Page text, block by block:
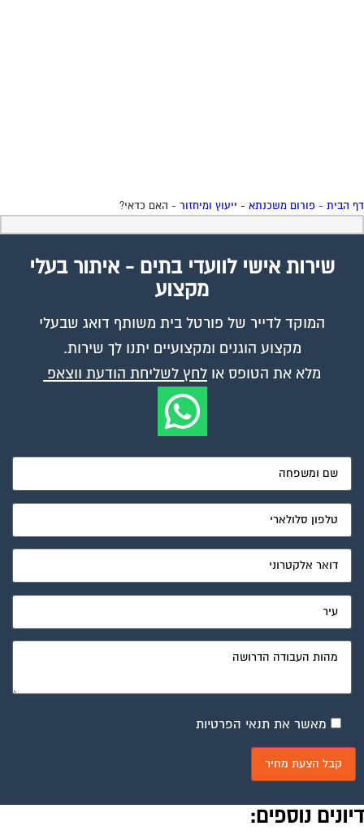
הבית- פורום משכנתא - ייעוץ ומיחזור- האם כדאי?
שירות אישי לוועדי בתים - איתור בעלי
מקצוע
המוקד לדייר של פורטל בית משותף דואג שבעלי
מקצוע הוגנים ומקצועיים יתנו לך שירות.
מלא את הטופס אולחץ לשליחת הודעת ווצאפ
מאשר את תנאי הפרטיות
נוספים: